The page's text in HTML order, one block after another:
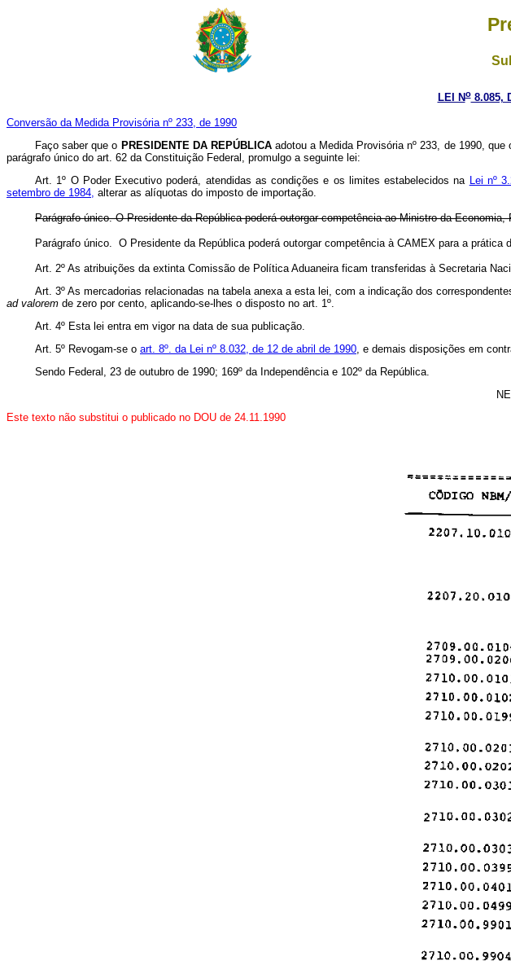
LEI No8.085,
Conversão da Medida Provisória nº 233, de 1990
Faço saber que o PRESIDENTE DA REPÚBLICAadotou a Medida Provisória nº 233, de 1990,
parágrafo único do art. 62 da Constituição Federal, promulgo a seguinte lei:
Art. 1º O Poder Executivo poderá, atendidas as condições e os limites estabelecidos na Lei nº
setembro de 1984, alterar as alíquotas do imposto de importação.
Parágrafo único. O Presidente da República poderá outorgar competência ao Ministro da
Parágrafo único. O Presidente da República poderá outorgar competência à CAMEX para a prática
Art. 2º As atribuições da extinta Comissão de Política Aduaneira ficam transferidas à Secretaria
Art. 3º As mercadorias relacionadas na tabela anexa a esta lei, com a indicação dos
ad valorem de zero por cento, aplicando-se-lhes o disposto no art. 1º.
Art. 4º Esta lei entra em vigor na data de sua publicação.
Art. 5º Revogam-se o art. 8º. da Lei nº 8.032, de 12 de abril de 1990, e demais disposições em
Sendo Federal, 23 de outubro de 1990; 169º da Independência e 102º da República.
Este texto não substitui o publicado no DOU de 24.11.1990